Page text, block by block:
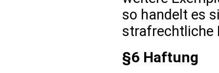
so handelt es
strafrechtliche
§6 Haftung